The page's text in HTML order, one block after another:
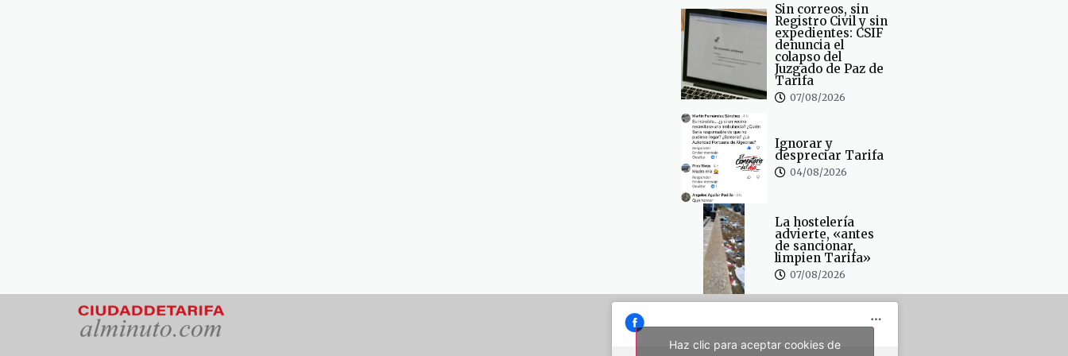
Sin correos, sin
Registro Civil y sin
expedientes: CSIF
denuncia el
colapso del
Juzgado de Paz de
Tarifa
07/08/2026
Ignorar y
despreciar Tarifa
04/08/2026
La hostelería
advierte, «antes
de sancionar,
limpien Tarifa»
07/08/2026
Haz clic para aceptar cookies de